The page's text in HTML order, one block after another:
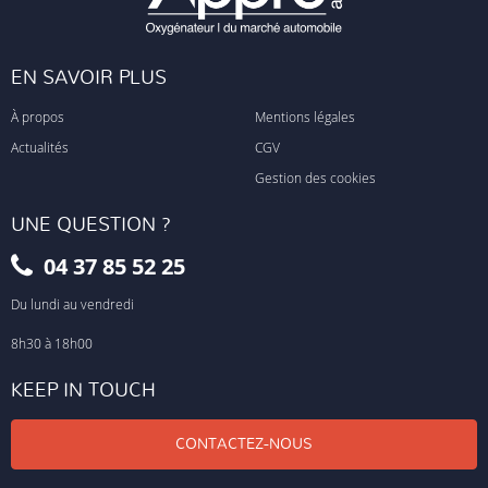
EN SAVOIR PLUS
À propos
Actualités
Mentions légales
CGV
Gestion des cookies
UNE QUESTION ?
04 37 85 52 25
Du lundi au vendredi
8h30 à 18h00
KEEP IN TOUCH
CONTACTEZ-NOUS